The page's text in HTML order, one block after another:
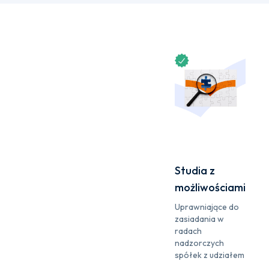
Studia z
możliwościami
Uprawniające do
zasiadania w
radach
nadzorczych
spółek z udziałem